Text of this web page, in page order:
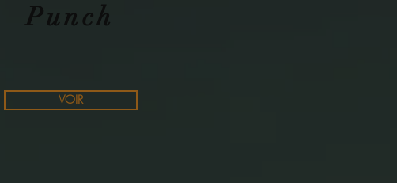
Punch
VOIR